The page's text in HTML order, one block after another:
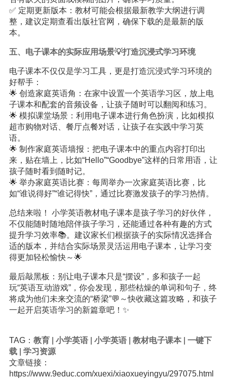
✅ 定期更新版本：教材可能会根据最新教学大纲进行调
整，建议定期查看出版社官网，确保下载的是最新的版
本。
五、电子课本的实际应用场景💡打造沉浸式学习环境
电子课本不仅仅是学习工具，更是打造沉浸式学习环境的
好帮手：
🌟 创造家庭英语角：在家中设置一个英语学习区，放上电
子课本和配套的音频设备，让孩子随时可以翻阅和练习。
🌟 模拟课堂场景：利用电子课本进行角色扮演，比如模拟
超市购物对话、餐厅点餐对话，让孩子在实践中学习英
语。
🌟 制作家庭英语墙报：把电子课本中的重点内容打印出
来，贴在墙上，比如“Hello”“Goodbye”这样的日常用语，让
孩子随时看到随时记。
🌟 举办家庭英语比赛：每周举办一次家庭英语比赛，比
如“谁说得好”“谁记得快”，通过比赛激发孩子的学习热情。
总结来啦！ 小学英语教材电子课本是孩子学习的好伙伴，
不仅能随时随地陪伴孩子学习，还能通过各种有趣的方式
提升学习效率📚。建议家长们根据孩子的实际情况选择合
适的版本，并结合实际场景灵活运用电子课本，让学习变
得更加轻松愉快～🌟
最后敲黑板：别让电子课本只是“摆设”，多和孩子一起
玩“英语互动游戏”，你会发现，那些枯燥的单词和句子，终
将成为他们未来交流的“桥梁”💬～快收藏这篇攻略，和孩子
一起开启英语学习的新篇章吧！✨
TAG： 教育| 小学英语| 小学英语| 教材电子课本| 一键下
载| 学习资源
文章链接：
https://www.9educ.com/xuexi/xiaoxueyingyu/297075.html